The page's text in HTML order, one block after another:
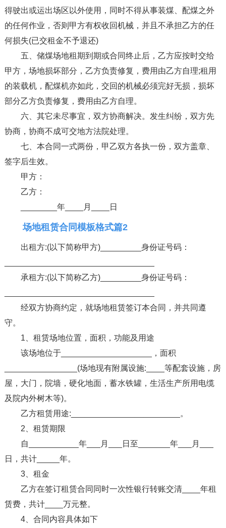
得驶出或运出场区以外使用，同时不得从事装煤、配煤之外
的任何作业，否则甲方有权收回机械，并且不承担乙方的任
何损失(已交租金不予退还)
五、储煤场地租期到期或合同终止后，乙方应按时交给
甲方，场地损坏部分，乙方负责修复，费用由乙方自理;租用
的装载机，配煤机亦如此，交回的机械必须完好无损，损坏
部分乙方负责修复，费用由乙方自理。
六、其它未尽事宜，双方协商解决。发生纠纷，双方先
协商，协商不成可交地方法院处理。
七、本合同一式两份，甲乙双方各执一份，双方盖章、
签字后生效。
甲方：
乙方：
________年____月____日
场地租赁合同模板格式篇2
出租方:(以下简称甲方)_________身份证号码：
承租方:(以下简称乙方)_________身份证号码：
经双方协商约定，就场地租赁签订本合同，并共同遵
守。
1、租赁场地位置，面积，功能及用途
该场地位于____________________，面积
________________(场地现有附属设施:____等配套设施，房
屋，大门，院墙，硬化地面，蓄水铁罐，生活生产所用电缆
及院内外树木等)。
乙方租赁用途:________________________。
2、租赁期限
自___________年___月___日至_______年___月___
日，共计_____年。
3、租金
乙方在签订租赁合同同时一次性银行转账交清____年租
赁费，共计____万元整。
4、合同内容具体如下